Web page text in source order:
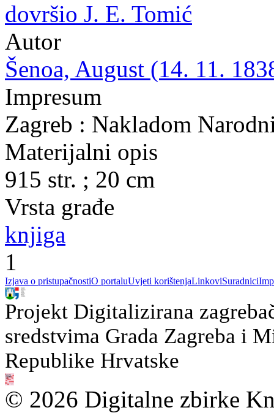
dovršio J. E. Tomić
Autor
Šenoa, August (14. 11.
Impresum
Zagreb : Nakladom
Materijalni opis
915 str. ; 20 cm
Vrsta građe
knjiga
1
Izjava o pristupačnostiO portaluUvjeti korištenjaLinkoviSuradnici
Projekt Digitalizirana
sredstvima Grada Zagreba i
Republike Hrvatske
© 2026 Digitalne zbirke